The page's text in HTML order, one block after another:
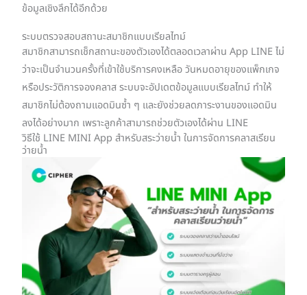
ข้อมูลเชิงลึกได้อีกด้วย
ระบบตรวจสอบสถานะสมาชิกแบบเรียลไทม์
สมาชิกสามารถเช็กสถานะของตัวเองได้ตลอดเวลาผ่าน App LINE ไม่
ว่าจะเป็นจำนวนครั้งที่เข้าใช้บริการคงเหลือ วันหมดอายุของแพ็กเกจ
หรือประวัติการจองคลาส ระบบจะอัปเดตข้อมูลแบบเรียลไทม์ ทำให้
สมาชิกไม่ต้องถามแอดมินซ้ำ ๆ และยังช่วยลดภาระงานของแอดมิน
ลงได้อย่างมาก เพราะลูกค้าสามารถช่วยตัวเองได้ผ่าน LINE
วิธีใช้ LINE MINI App สำหรับสระว่ายน้ำ ในการจัดการคลาสเรียน
ว่ายน้ำ